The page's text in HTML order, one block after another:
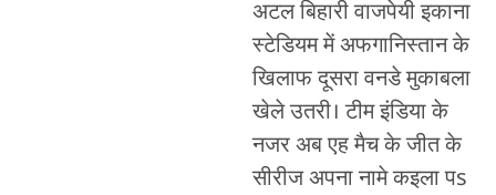
अटल बिहारी वाजपेयी इकाना
स्टेडियम में अफगानिस्तान के
खिलाफ दूसरा वनडे मुकाबला
खेले उतरी। टीम इंडिया के
नजर अब एह मैच के जीत के
सीरीज अपना नामे कइला पs